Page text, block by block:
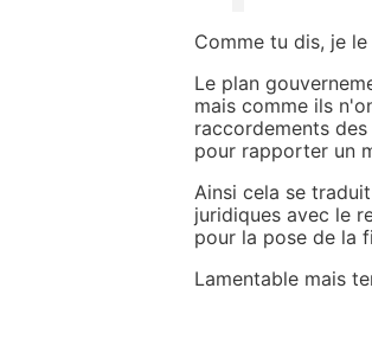
Comme tu dis, je
Le plan
mais comme ils
raccordements
pour rapporter un
Ainsi cela se
juridiques avec le
pour la pose de la
Lamentable mais